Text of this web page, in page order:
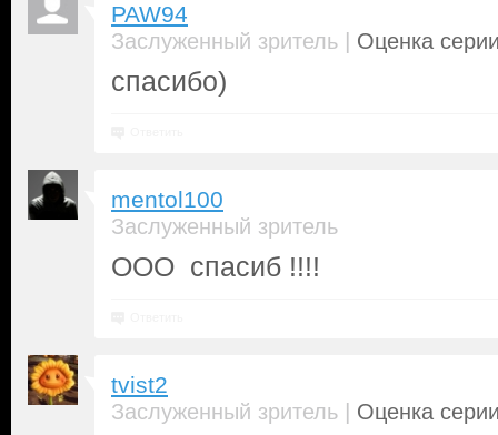
PAW94
Заслуженный зритель | Оценка
спасибо)
mentol100
Заслуженный зритель
ООО спасиб !!!!
tvist2
Заслуженный зритель | Оценка